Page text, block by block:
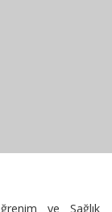
ve Sağlık